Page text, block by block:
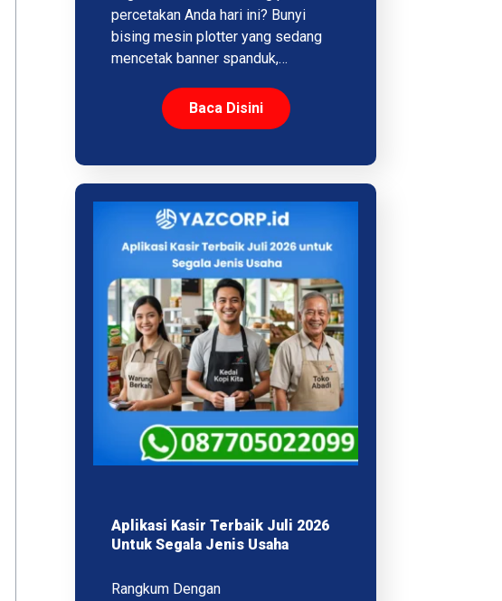
percetakan Anda hari ini? Bunyi
bising mesin plotter yang sedang
mencetak banner spanduk,…
Baca Disini
Aplikasi Kasir Terbaik Juli 2026
Untuk Segala Jenis Usaha
Rangkum Dengan